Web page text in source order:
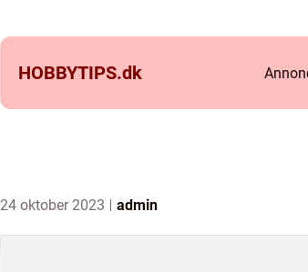
HOBBYTIPS.dk
24 oktober 2023 admin